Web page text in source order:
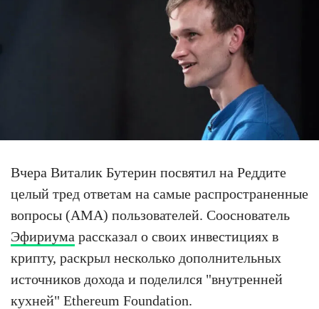
Вчера Виталик Бутерин посвятил на Реддите
целый тред ответам на самые распространенные
вопросы (AMA) пользователей. Сооснователь
Эфириума рассказал о своих инвестициях в
крипту, раскрыл несколько дополнительных
источников дохода и поделился "внутренней
кухней" Ethereum Foundation.